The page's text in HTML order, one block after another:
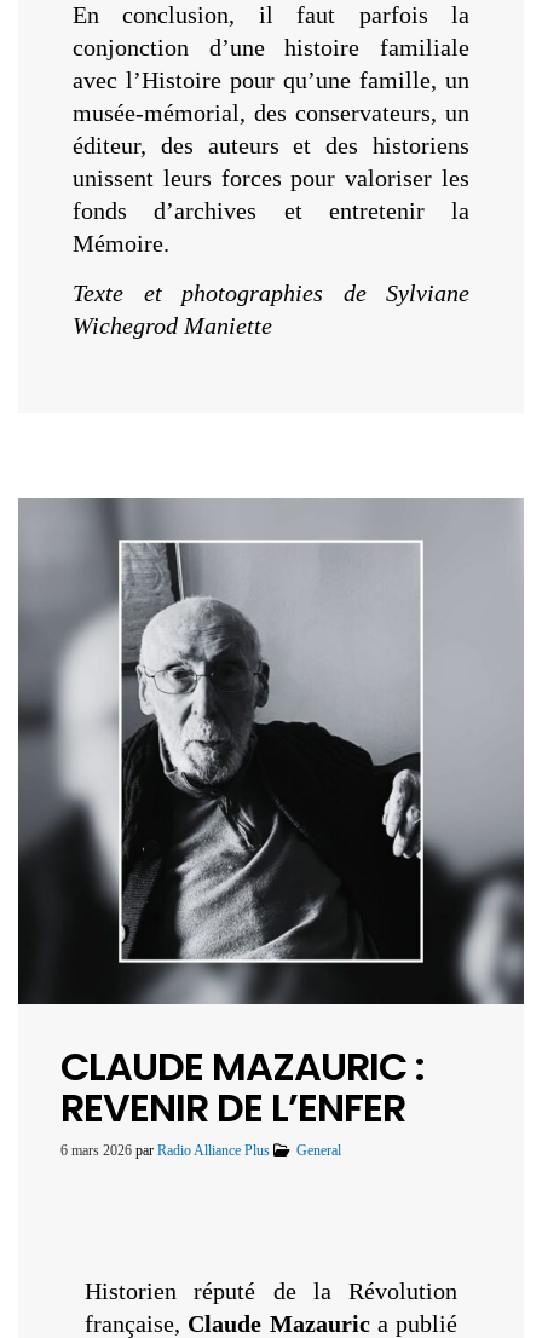
En conclusion, il faut parfois la
conjonction d’une histoire familiale
avec l’Histoire pour qu’une famille, un
musée-mémorial, des conservateurs, un
éditeur, des auteurs et des historiens
unissent leurs forces pour valoriser les
fonds d’archives et entretenir la
Mémoire.
Texte et photographies de Sylviane
Wichegrod Maniette
CLAUDE MAZAURIC :
REVENIR DE L’ENFER
6 mars 2026 par Radio Alliance Plus General
Historien réputé de la Révolution
française, Claude Mazaurica publié